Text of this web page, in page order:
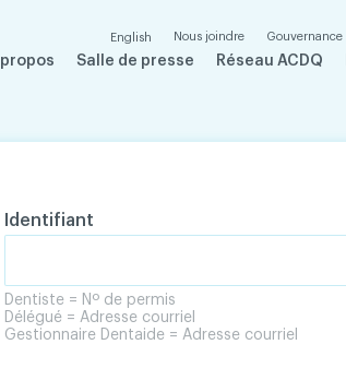
English Nous joindre Gouvernance
Salle de presse Réseau ACDQ
Identifiant
Dentiste = Nº de permis
Délégué = Adresse courriel
Gestionnaire Dentaide = Adresse courriel